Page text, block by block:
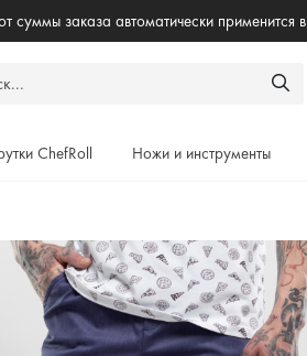
доставка по России при заказе от 5000₽
ChefRoll Ножи и инструменты